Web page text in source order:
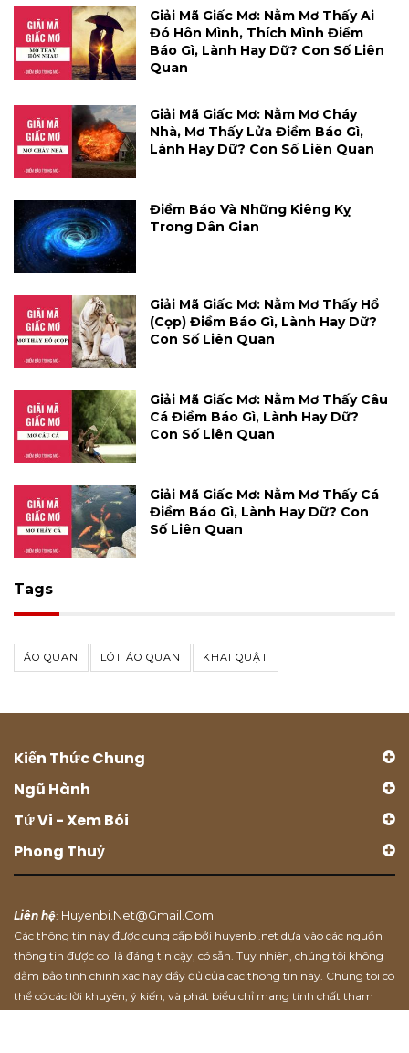
Giải Mã Giấc Mơ: Nằm Mơ Thấy Ai
Đó Hôn Mình, Thích Mình Điềm
Báo Gì, Lành Hay Dữ? Con Số Liên
Quan
Giải Mã Giấc Mơ: Nằm Mơ Cháy
Nhà, Mơ Thấy Lửa Điềm Báo Gì,
Lành Hay Dữ? Con Số Liên Quan
Điềm Báo Và Những Kiêng Kỵ
Trong Dân Gian
Giải Mã Giấc Mơ: Nằm Mơ Thấy Hổ
(cọp) Điềm Báo Gì, Lành Hay Dữ?
Con Số Liên Quan
Giải Mã Giấc Mơ: Nằm Mơ Thấy Câu
Cá Điềm Báo Gì, Lành Hay Dữ?
Con Số Liên Quan
Giải Mã Giấc Mơ: Nằm Mơ Thấy Cá
Điềm Báo Gì, Lành Hay Dữ? Con
Số Liên Quan
Tags
ÁO QUAN LÓT ÁO QUAN KHAI QUẬT
Kiến Thức Chung
Ngũ Hành
Tử Vi - Xem Bói
Phong Thuỷ
Liên hệ: Huyenbi.net@gmail.com
Các thông tin này được cung cấp bởi huyenbi.net dựa vào các nguồn
thông tin được coi là đáng tin cậy, có sẵn. Tuy nhiên, chúng tôi không
đảm bảo tính chính xác hay đầy đủ của các thông tin này. Chúng tôi có
thể có các lời khuyên, ý kiến, và phát biểu chỉ mang tính chất tham